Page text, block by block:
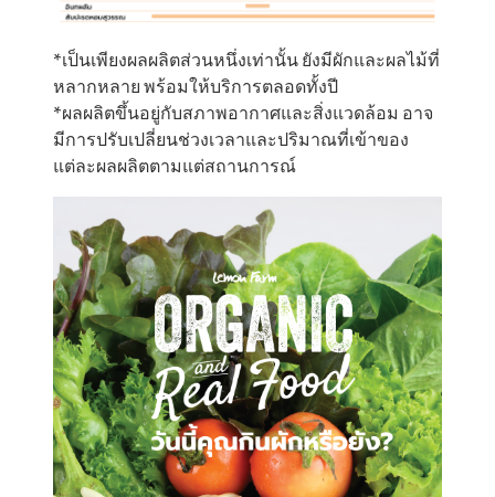
*เป็นเพียงผลผลิตส่วนหนึ่งเท่านั้น ยังมีผักและผลไม้ที่
หลากหลาย พร้อมให้บริการตลอดทั้งปี
*ผลผลิตขึ้นอยู่กับสภาพอากาศและสิ่งแวดล้อม อาจ
มีการปรับเปลี่ยนช่วงเวลาและปริมาณที่เข้าของ
แต่ละผลผลิตตามแต่สถานการณ์